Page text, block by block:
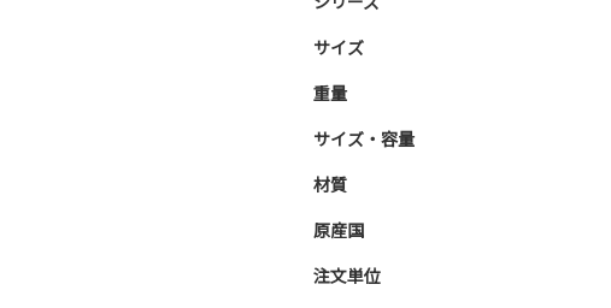
サイズ
重量
サイズ・容量
材質
原産国
注文単位